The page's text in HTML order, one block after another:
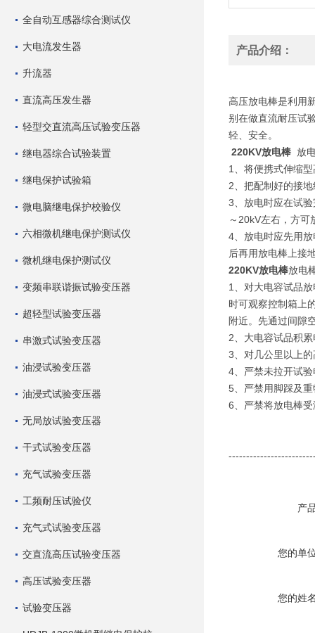
全自动互感器综合测试仪
大电流发生器
升流器
直流高压发生器
轻型交直流高压试验变压器
继电器综合试验装置
继电保护试验箱
微电脑继电保护校验仪
六相微机继电保护测试仪
微机继电保护测试仪
变频串联谐振试验变压器
超轻型试验变压器
串激式试验变压器
油浸试验变压器
油浸式试验变压器
无局放试验变压器
干式试验变压器
充气试验变压器
工频耐压试验仪
充气式试验变压器
交直流高压试验变压器
高压试验变压器
试验变压器
产品介绍：
高压放电棒是利用
别在做直流耐压试
轻、安全。
220KV放电棒 放
1、将便携式伸缩
2、把配制好的接
3、放电时应在试
～20kV左右，
4、放电时应先用
后再用放电棒上接
220KV放电棒放电
1、对大电容试品
时可观察控制箱上
附近。先通过间
2、大电容试品积
3、对几公里以上
4、严禁未拉开试
5、严禁用脚踩及
6、严禁将放电棒
产
您的单
您的姓